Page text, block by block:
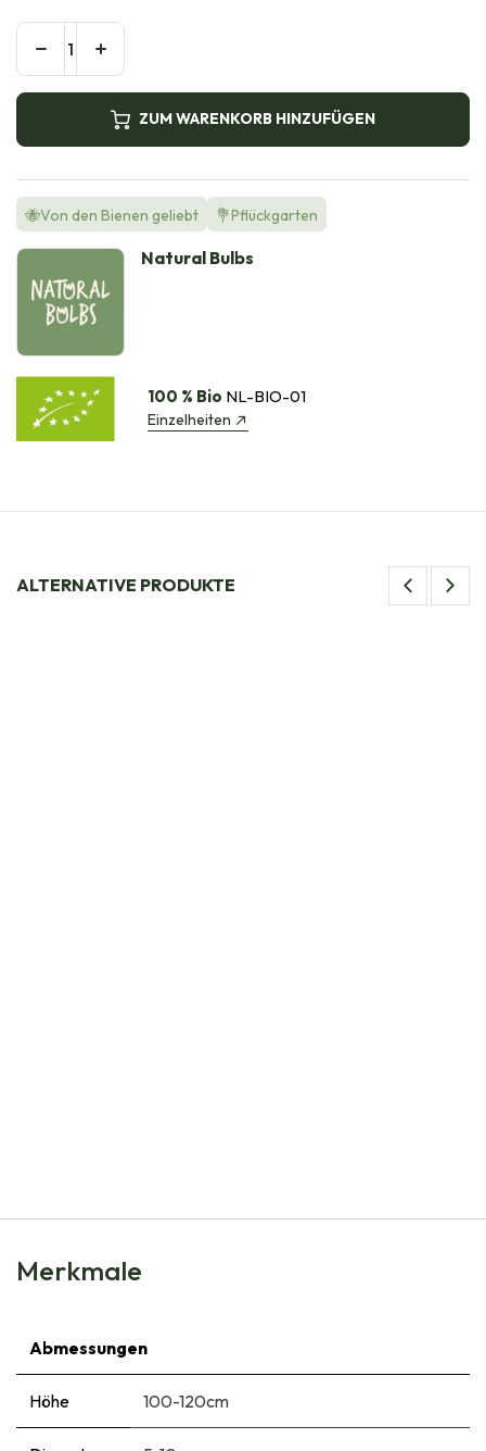
ZUM WARENKORB HINZUFÜGEN
🐝Von den Bienen geliebt 💐Pflückgarten
Natural Bulbs
100 % Bio NL-BIO-01
Einzelheiten
ALTERNATIVE PRODUKTE
Merkmale
Abmessungen
Höhe 100-120cm